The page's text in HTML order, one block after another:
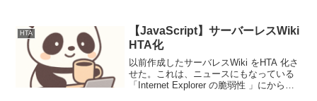
だろう。それを引数に渡すから、を指...
HTA
【JavaScript】サーバーレスWiki
HTA化
以前作成したサーバレスWiki をHTA 化さ
せた。これは、ニュースにもなっている
「Internet Explorer の脆弱性 」にからん